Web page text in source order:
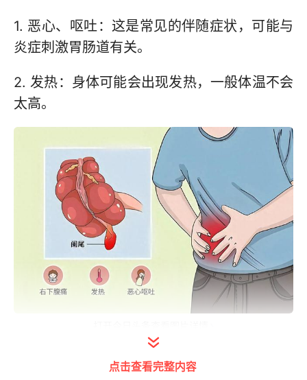
1. 恶心、呕吐：这是常见的伴随症状，可能与
炎症刺激胃肠道有关。
2. 发热：身体可能会出现发热，一般体温不会
太高。
3. 腹部胀气：由于肠道功能受到影响，可能会
点击查看完整内容